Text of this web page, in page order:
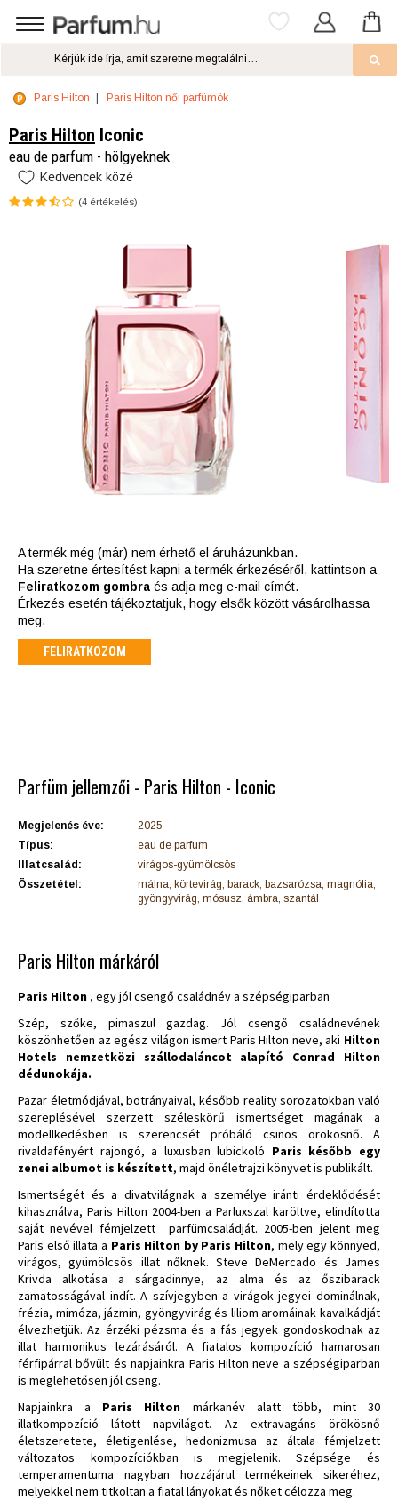
Paris Hilton Paris Hilton női parfümök
Paris Hilton Iconic
eau de parfum - hölgyeknek
Kedvencek közé
(4 értékelés)
A termék még (már) nem érhető el áruházunkban.
Ha szeretne értesítést kapni a termék érkezéséről, kattintson a
Feliratkozom gombra és adja meg e-mail címét.
Érkezés esetén tájékoztatjuk, hogy elsők között vásárolhassa
meg.
FELIRATKOZOM
Parfüm jellemzői - Paris Hilton - Iconic
Megjelenés éve:
2025
Típus:
eau de parfum
Illatcsalád:
virágos-gyümölcsös
Összetétel:
málna, körtevirág, barack, bazsarózsa, magnólia,
gyöngyvirág, mósusz, ámbra, szantál
Paris Hilton márkáról
Paris Hilton , egy jól csengő családnév a szépségiparban
Szép, szőke, pimaszul gazdag. Jól csengő családnevének
köszönhetően az egész világon ismert Paris Hilton neve, aki Hilton
Hotels nemzetközi szállodaláncot alapító Conrad Hilton
dédunokája.
Pazar életmódjával, botrányaival, később reality sorozatokban való
szereplésével szerzett széleskörű ismertséget magának a
modellkedésben is szerencsét próbáló csinos örökösnő. A
rivaldafényért rajongó, a luxusban lubickoló Paris később egy
zenei albumot is készített, majd önéletrajzi könyvet is publikált.
Ismertségét és a divatvilágnak a személye iránti érdeklődését
kihasználva, Paris Hilton 2004-ben a Parluxszal karöltve, elindította
saját nevével fémjelzett parfümcsaládját. 2005-ben jelent meg
Paris első illata a Paris Hilton by Paris Hilton, mely egy könnyed,
virágos, gyümölcsös illat nőknek. Steve DeMercado és James
Krivda alkotása a sárgadinnye, az alma és az őszibarack
zamatosságával indít. A szívjegyben a virágok jegyei dominálnak,
frézia, mimóza, jázmin, gyöngyvirág és liliom aromáinak kavalkádját
élvezhetjük. Az érzéki pézsma és a fás jegyek gondoskodnak az
illat harmonikus lezárásáról. A fiatalos kompozíció hamarosan
férfipárral bővült és napjainkra Paris Hilton neve a szépségiparban
is meglehetősen jól cseng.
Napjainkra a Paris Hilton márkanév alatt több, mint 30
illatkompozíció látott napvilágot. Az extravagáns örökösnő
életszeretete, életigenlése, hedonizmusa az általa fémjelzett
változatos kompozíciókban is megjelenik. Szépsége és
temperamentuma nagyban hozzájárul termékeinek sikeréhez,
melyekkel nem titkoltan a fiatal lányokat és nőket célozza meg.